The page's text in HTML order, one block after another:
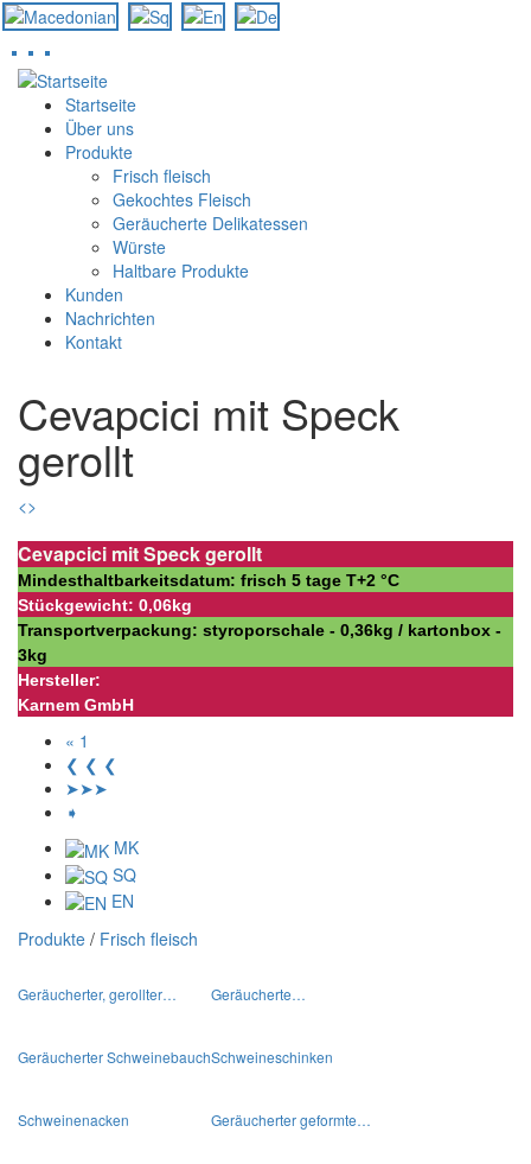
Direkt
Startseite
Über uns
Produkte
Frisch fleisch
Gekochtes Fleisch
Geräucherte Delikatessen
Würste
Haltbare Produkte
Kunden
Nachrichten
Kontakt
Cevapcici mit Speck
gerollt
<>
Cevapcici mit Speck gerollt
Mindesthaltbarkeitsdatum: frisch 5 tage Т+2 °С
Stückgewicht: 0,06kg
Transportverpackung: styroporschale - 0,36kg / kartonbox -
3kg
Hersteller:
Karnem GmbH
« 1
❮ ❮ ❮
➤➤➤
➧
MK
SQ
EN
Produkte / Frisch fleisch
Geräucherter, gerollter… Geräucherte…
Geräucherter SchweinebauchSchweineschinken
Schweinenacken Geräucherter geformte…